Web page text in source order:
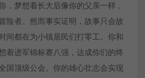
，梦想着长大后像你的父亲一样，
险者。然而事实证明，故事只会故
都在为小镇居民们打零工。你和
着进军锦标赛八强，达成你们的终
顶级公会。你的雄心壮志会实现